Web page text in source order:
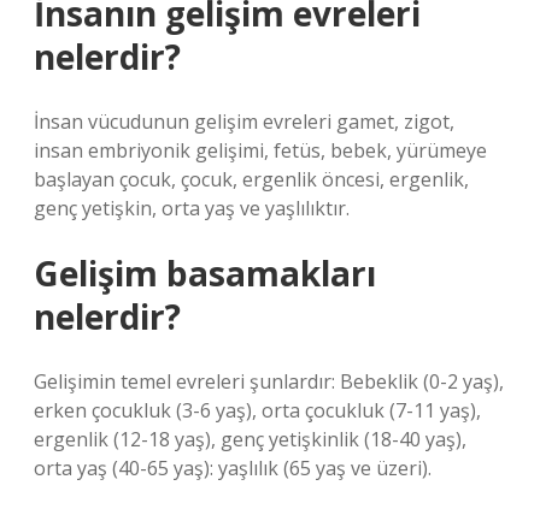
İnsanın gelişim evreleri
nelerdir?
İnsan vücudunun gelişim evreleri gamet, zigot,
insan embriyonik gelişimi, fetüs, bebek, yürümeye
başlayan çocuk, çocuk, ergenlik öncesi, ergenlik,
genç yetişkin, orta yaş ve yaşlılıktır.
Gelişim basamakları
nelerdir?
Gelişimin temel evreleri şunlardır: Bebeklik (0-2 yaş),
erken çocukluk (3-6 yaş), orta çocukluk (7-11 yaş),
ergenlik (12-18 yaş), genç yetişkinlik (18-40 yaş),
orta yaş (40-65 yaş): yaşlılık (65 yaş ve üzeri).